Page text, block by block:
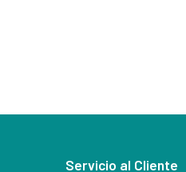
Servicio al Cliente